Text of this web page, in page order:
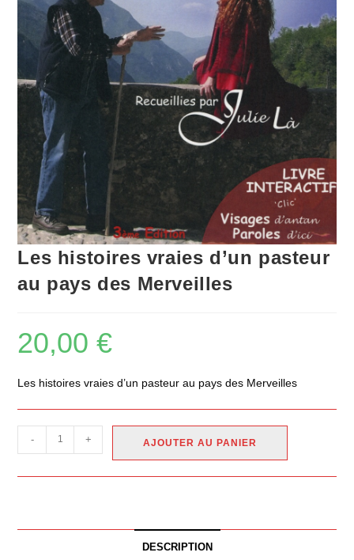
Les histoires vraies d’un pasteur
au pays des Merveilles
20,00€
Les histoires vraies d’un pasteur au pays des Merveilles
- + AJOUTER AU PANIER
DESCRIPTION